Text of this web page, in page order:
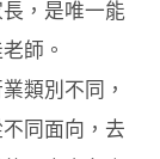
，是唯一能
師。
類別不同，
同面向，去